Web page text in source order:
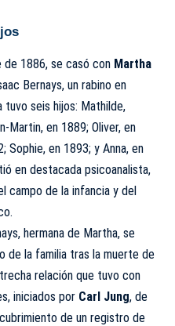
de 1886, se casó con Martha
Bernays, un rabino en
tuvo seis hijos: Mathilde,
Martin, en 1889; Oliver, en
Sophie, en 1893; y Anna, en
en destacada psicoanalista,
campo de la infancia y del
hermana de Martha, se
de la familia tras la muerte de
relación que tuvo con
iniciados por Carl Jung, de
de un registro de